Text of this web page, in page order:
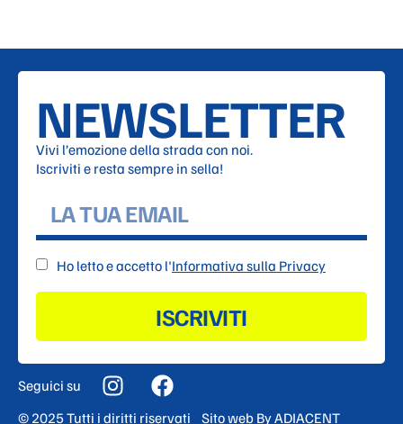
NEWSLETTER
Vivi l’emozione della strada con noi.
Iscriviti e resta sempre in sella!
Ho letto e accetto l'Informativa sulla Privacy
ISCRIVITI
Seguici su
© 2025 Tutti i diritti riservati
Sito web ByADIACENT